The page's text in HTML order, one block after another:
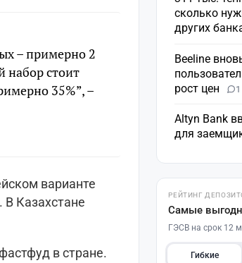
– примерно 2
набор стоит
35%”, –
варианте
В Казахстане
в стране.
сколько
других
Beeline
рост цен
1
Altyn Bank
для
РЕЙТИНГ
Самые
ГЭСВ на срок 12
Гибкие